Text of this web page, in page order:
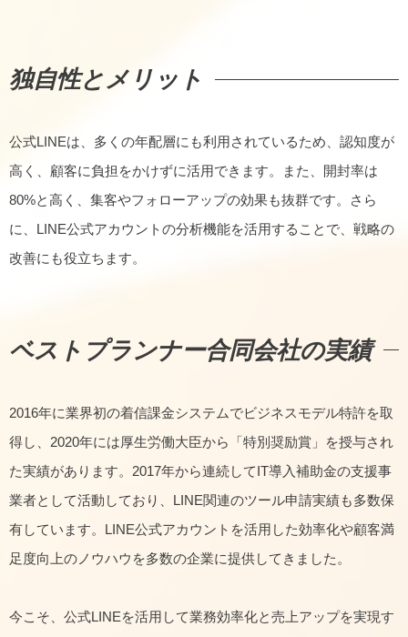
独自性とメリット
公式LINEは、多くの年配層にも利用されているため、認知度が
高く、顧客に負担をかけずに活用できます。また、開封率は
80%と高く、集客やフォローアップの効果も抜群です。さら
に、LINE公式アカウントの分析機能を活用することで、戦略の
改善にも役立ちます。
ベストプランナー合同会社の実績
2016年に業界初の着信課金システムでビジネスモデル特許を取
得し、2020年には厚生労働大臣から「特別奨励賞」を授与され
た実績があります。2017年から連続してIT導入補助金の支援事
業者として活動しており、LINE関連のツール申請実績も多数保
有しています。LINE公式アカウントを活用した効率化や顧客満
足度向上のノウハウを多数の企業に提供してきました。
今こそ、公式LINEを活用して業務効率化と売上アップを実現す